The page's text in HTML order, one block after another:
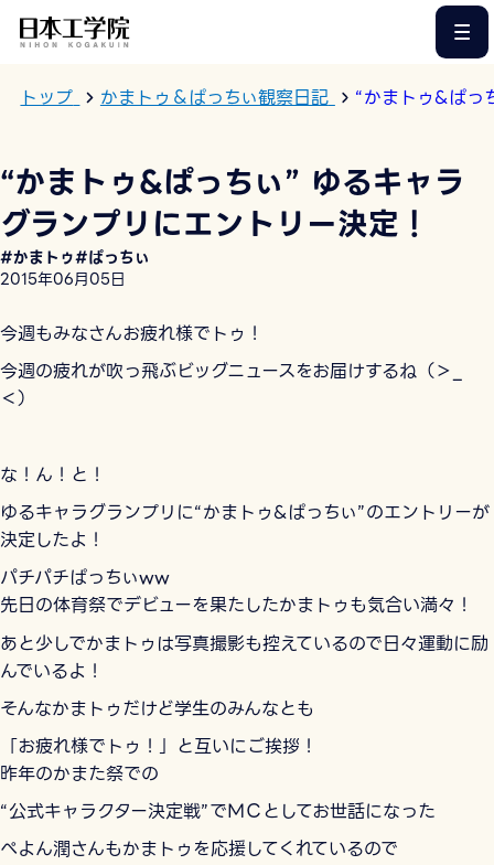
トップ かまトゥ＆ぱっちぃ観察日記 “かまトゥ&ぱっ
“かまトゥ&ぱっちぃ” ゆるキャラ
グランプリにエントリー決定！
#かまトゥ#ぱっちぃ
2015年06月05日
今週もみなさんお疲れ様でトゥ！
今週の疲れが吹っ飛ぶビッグニュースをお届けするね（＞_
＜）
な！ん！と！
ゆるキャラグランプリに“かまトゥ&ぱっちぃ”のエントリーが
決定したよ！
パチパチぱっちぃww
先日の体育祭でデビューを果たしたかまトゥも気合い満々！
あと少しでかまトゥは写真撮影も控えているので日々運動に励
んでいるよ！
そんなかまトゥだけど学生のみんなとも
「お疲れ様でトゥ！」と互いにご挨拶！
昨年のかまた祭での
“公式キャラクター決定戦”でＭＣとしてお世話になった
ぺよん潤さんもかまトゥを応援してくれているので